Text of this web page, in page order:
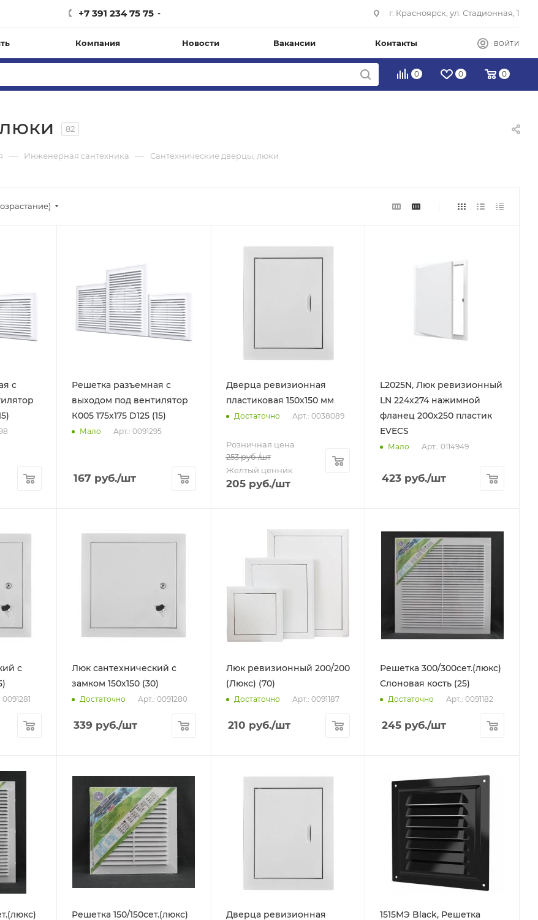
+7 391 234 75 75 г. Красноярск, ул. Стадионная, 1
Компания Новости Вакансии Контакты ВОЙТИ
0 0 0
82
— Инженерная сантехника — Сантехнические дверцы, люки
с
D125 (15)
Решетка разъемная с
выходом под вентилятор
К005 175х175 D125 (15)
Мало Арт.: 0091295
167 руб./шт
Дверца ревизионная
пластиковая 150х150 мм
Достаточно Арт.: 0038089
Розничная цена
253руб./шт
Желтый ценник
205руб./шт
L2025N, Люк ревизионный
LN 224х274 нажимной
фланец 200х250 пластик
EVECS
Мало Арт.: 0114949
423 руб./шт
с
0091281
Люк сантехнический с
замком 150х150 (30)
Достаточно Арт.: 0091280
339 руб./шт
Люк ревизионный 200/200
(Люкс) (70)
Достаточно Арт.: 0091187
210 руб./шт
Решетка 300/300сет.(люкс)
Слоновая кость (25)
Достаточно Арт.: 0091182
245 руб./шт
Решетка 150/150сет.(люкс)
Дверца ревизионная
1515МЭ Black, Решетка